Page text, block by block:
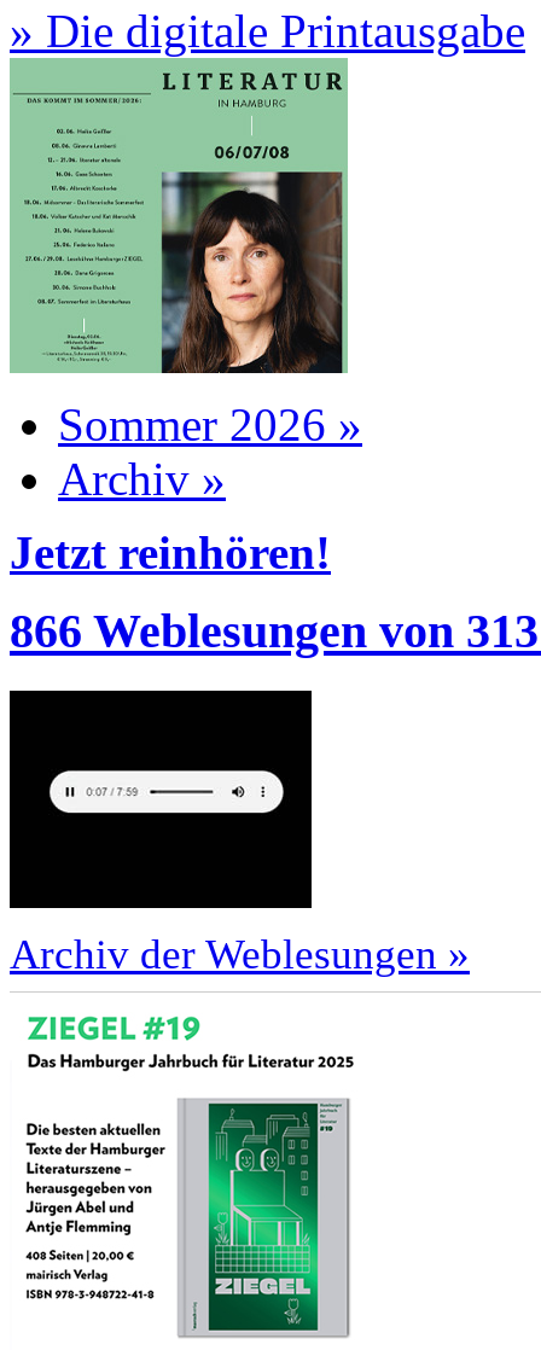
» Die digitale Printausgabe
Sommer 2026 »
Archiv »
Jetzt reinhören!
866 Weblesungen von
Archiv der Weblesungen »